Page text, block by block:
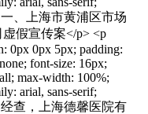
、上海市黄浦区市场
假宣传案</p> <p
0px 0px 5px; padding:
font-size: 16px;
max-width: 100%;
arial, sans-serif;
查，上海德馨医院有